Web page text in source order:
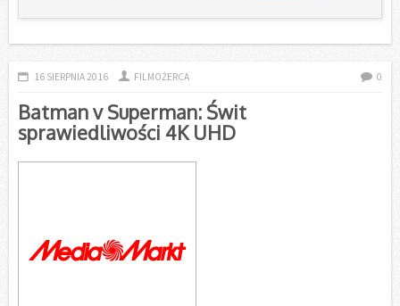
16 SIERPNIA 2016 FILMOŻERCA 0
Batman v Superman: Świt
sprawiedliwości 4K UHD